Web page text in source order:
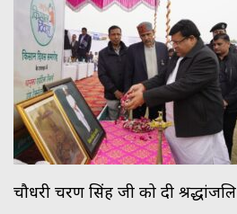
चौधरी चरण सिंह जी को दी श्रद्धांजलि